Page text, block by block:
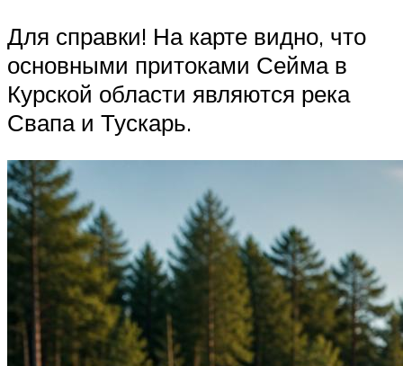
Для справки! На карте видно, что
основными притоками Сейма в
Курской области являются река
Свапа и Тускарь.